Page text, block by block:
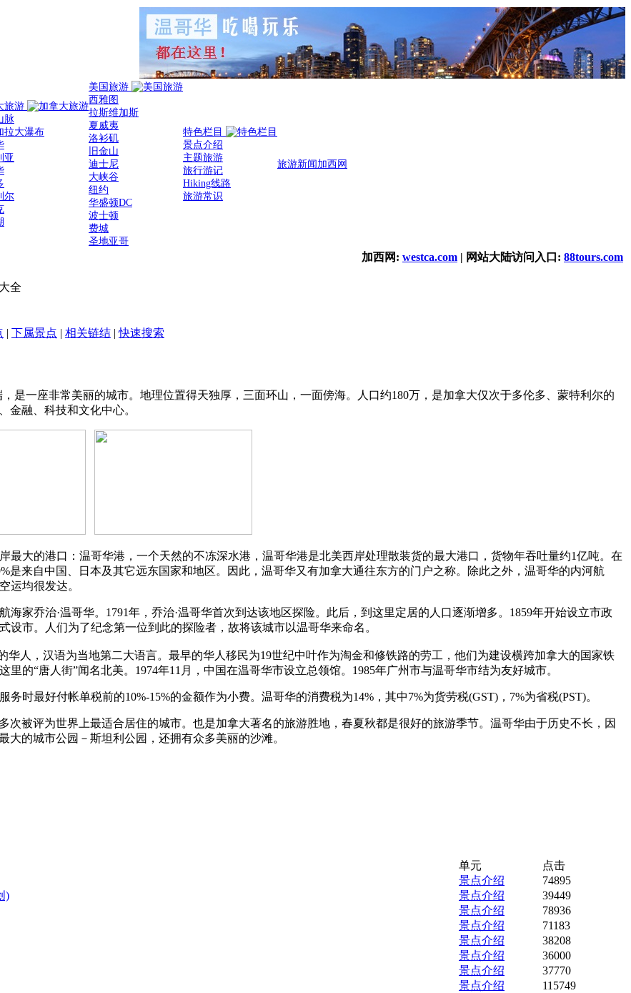
旅游
脉
拉大瀑布
亚
尔
美国旅游
西雅图
拉斯维加斯
夏威夷
洛衫矶
旧金山
迪士尼
大峡谷
纽约
华盛顿DC
波士顿
费城
圣地亚哥
特色栏目
景点介绍
主题旅游
旅行游记
Hiking线路
旅游常识
旅游新闻 加西网
加西网: westca.com | 网站大陆访问入口: 88tours.com
全
| 下属景点 | 相关链结 |快速搜索
，是一座非常美丽的城市。地理位置得天独厚，三面环山，一面傍海。人口约180万，是加拿大仅次于多伦多、蒙特利尔的
金融、科技和文化中心。
最大的港口：温哥华港，一个天然的不冻深水港，温哥华港是北美西岸处理散装货的最大港口，货物年吞吐量约1亿吨。在
是来自中国、日本及其它远东国家和地区。因此，温哥华又有加拿大通往东方的门户之称。除此之外，温哥华的内河航
运均很发达。
海家乔治·温哥华。1791年，乔治·温哥华首次到达该地区探险。此后，到这里定居的人口逐渐增多。1859年开始设立市政
设市。人们为了纪念第一位到此的探险者，故将该城市以温哥华来命名。
华人，汉语为当地第二大语言。最早的华人移民为19世纪中叶作为淘金和修铁路的劳工，他们为建设横跨加拿大的国家铁
里的“唐人街”闻名北美。1974年11月，中国在温哥华市设立总领馆。1985年广州市与温哥华市结为友好城市。
务时最好付帐单税前的10%-15%的金额作为小费。温哥华的消费税为14%，其中7%为货劳税(GST)，7%为省税(PST)。
次被评为世界上最适合居住的城市。也是加拿大著名的旅游胜地，春夏秋都是很好的旅游季节。温哥华由于历史不长，因
大的城市公园－斯坦利公园，还拥有众多美丽的沙滩。
单元
点击
景点介绍
74895
)
景点介绍
39449
景点介绍
78936
景点介绍
71183
景点介绍
38208
景点介绍
36000
景点介绍
37770
景点介绍
115749